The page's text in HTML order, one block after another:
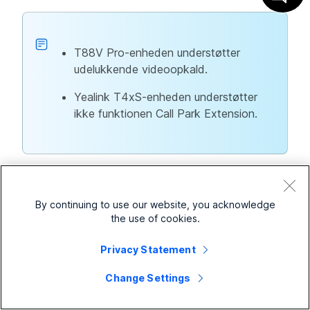
T88V Pro-enheden understøtter
udelukkende videoopkald.
Yealink T4xS-enheden understøtter
ikke funktionen Call Park Extension.
Enhedsindstillinger
Call Park udvidelser (undtagen på Poly Trio C60)​
By continuing to use our website, you acknowledge
the use of cookies.
Privacy Statement
Change Settings